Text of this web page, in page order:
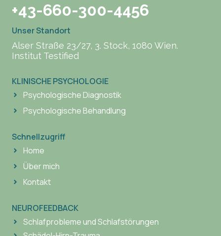
+43-660-300-4456
Unser Standort
Alser Straße 23/27, 3. Stock, 1080 Wien.
Institut Testified
KLINISCHE PSYCHOLOGIE
Psychologische Diagnostik
Psychologische Behandlung
Schnellzugriff
Home
Über mich
Kontakt
NEUROFEEDBACK
Schlafprobleme und Schlafstörungen